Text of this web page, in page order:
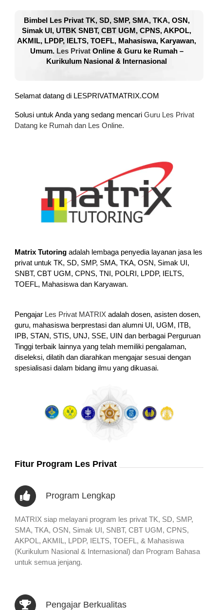
Bimbel Les Privat TK, SD, SMP, SMA, TKA, OSN,
Simak UI, UTBK SNBT, CBT UGM, CPNS, AKPOL,
AKMIL, LPDP, IELTS, TOEFL, Mahasiswa, Karyawan,
Umum. Les PrivatOnline & Guru ke Rumah –
Kurikulum Nasional & Internasional
Selamat datang di LESPRIVATMATRIX.COM
Solusi untuk Anda yang sedang mencari Guru Les Privat
Datang ke Rumah dan Les Online.
Matrix Tutoring adalah lembaga penyedia layanan jasa les
privat untuk TK, SD, SMP, SMA, TKA, OSN, Simak UI,
SNBT, CBT UGM, CPNS, TNI, POLRI, LPDP, IELTS,
TOEFL, Mahasiswa dan Karyawan.
Pengajar Les Privat MATRIX adalah dosen, asisten dosen,
guru, mahasiswa berprestasi dan alumni UI, UGM, ITB,
IPB, STAN, STIS, UNJ, SSE, UIN dan berbagai Perguruan
Tinggi terbaik lainnya yang telah memiliki pengalaman,
diseleksi, dilatih dan diarahkan mengajar sesuai dengan
spesialisasi dalam bidang ilmu yang dikuasai.
Fitur Program Les Privat
Program Lengkap
MATRIX siap melayani program les privat TK, SD, SMP,
SMA, TKA, OSN, Simak UI, SNBT, CBT UGM, CPNS,
AKPOL, AKMIL, LPDP, IELTS, TOEFL, & Mahasiswa
(Kurikulum Nasional & Internasional) dan Program Bahasa
untuk semua jenjang.
Pengajar Berkualitas